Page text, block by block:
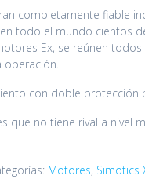
completamente fiable
todo el mundo cientos
Ex, se reúnen
operación.
con doble protección
que no tiene rival a nivel
Motores, Simotics